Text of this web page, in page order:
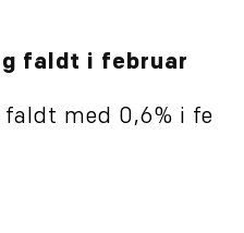
faldt i februar
med 0,6% i fe